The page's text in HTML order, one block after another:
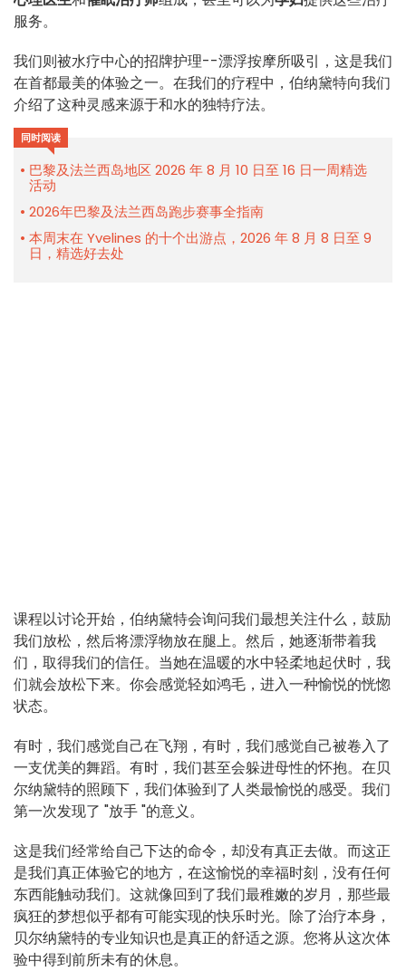
服务。
我们则被水疗中心的招牌护理--漂浮按摩所吸引，这是我们
在首都最美的体验之一。在我们的疗程中，伯纳黛特向我们
介绍了这种灵感来源于和水的独特疗法。
同时阅读
巴黎及法兰西岛地区 2026 年 8 月 10 日至 16 日一周精选
活动
2026年巴黎及法兰西岛跑步赛事全指南
本周末在 Yvelines 的十个出游点，2026 年 8 月 8 日至 9
日，精选好去处
课程以讨论开始，伯纳黛特会询问我们最想关注什么，鼓励
我们放松，然后将漂浮物放在腿上。然后，她逐渐带着我
们，取得我们的信任。当她在温暖的水中轻柔地起伏时，我
们就会放松下来。你会感觉轻如鸿毛，进入一种愉悦的恍惚
状态。
有时，我们感觉自己在飞翔，有时，我们感觉自己被卷入了
一支优美的舞蹈。有时，我们甚至会躲进母性的怀抱。在贝
尔纳黛特的照顾下，我们体验到了人类最愉悦的感受。我们
第一次发现了 "放手 "的意义。
这是我们经常给自己下达的命令，却没有真正去做。而这正
是我们真正体验它的地方，在这愉悦的幸福时刻，没有任何
东西能触动我们。这就像回到了我们最稚嫩的岁月，那些最
疯狂的梦想似乎都有可能实现的快乐时光。除了治疗本身，
贝尔纳黛特的专业知识也是真正的舒适之源。您将从这次体
验中得到前所未有的休息。